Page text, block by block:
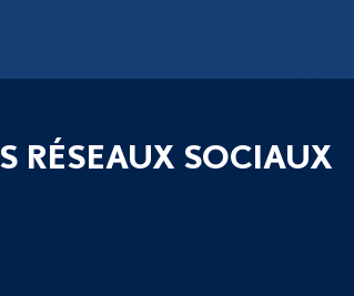
RÉSEAUX SOCIAUX